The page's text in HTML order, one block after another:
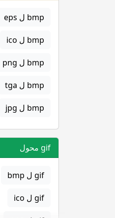
bmp ل eps
bmp ل ico
bmp ل png
bmp ل tga
bmp ل jpg
gif محول
gif ل bmp
gif ل ico